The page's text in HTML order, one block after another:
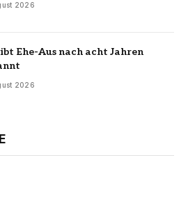
2026
Ehe-Aus nach acht Jahren
2026